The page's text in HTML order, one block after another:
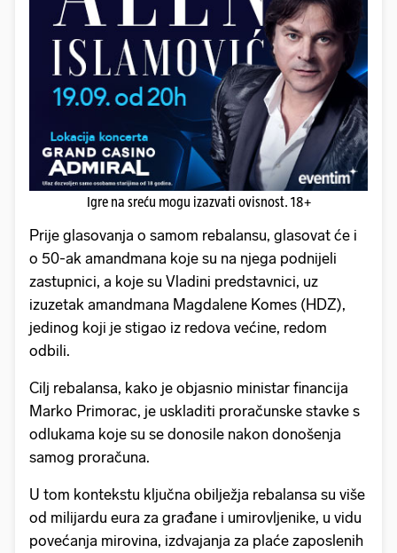
Igre na sreću mogu izazvati ovisnost. 18+
Prije glasovanja o samom rebalansu, glasovat će i
o 50-ak amandmana koje su na njega podnijeli
zastupnici, a koje su Vladini predstavnici, uz
izuzetak amandmana Magdalene Komes (HDZ),
jedinog koji je stigao iz redova većine, redom
odbili.
Cilj rebalansa, kako je objasnio ministar financija
Marko Primorac, je uskladiti proračunske stavke s
odlukama koje su se donosile nakon donošenja
samog proračuna.
U tom kontekstu ključna obilježja rebalansa su više
od milijardu eura za građane i umirovljenike, u vidu
povećanja mirovina, izdvajanja za plaće zaposlenih